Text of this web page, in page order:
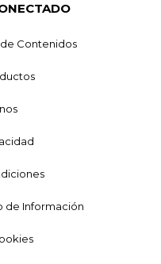
Contenidos
de Información